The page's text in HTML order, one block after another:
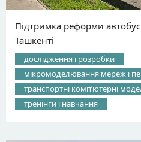
Підтримка реформи
Ташкенті
дослідження і розробки
мікромоделювання мереж і
транспортні компʼютерні
тренінги і навчання